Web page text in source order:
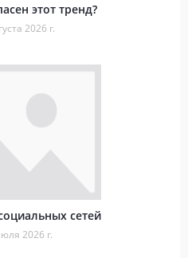
этот тренд?
2026 г.
сетей
2026 г.